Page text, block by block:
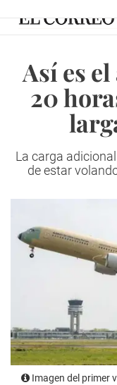
Así es
20
La carga
de estar
Imagen del primer